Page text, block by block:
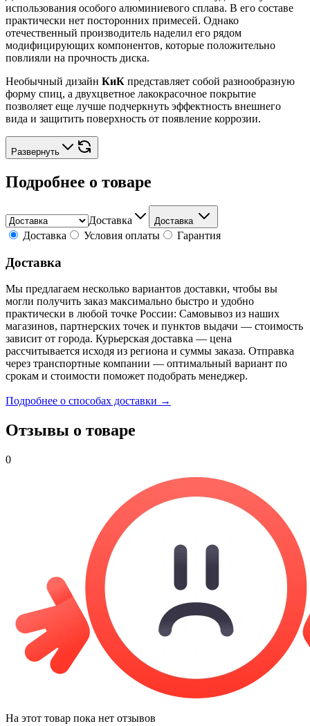
использования особого алюминиевого сплава. В его составе
практически нет посторонних примесей. Однако
отечественный производитель наделил его рядом
модифицирующих компонентов, которые положительно
повлияли на прочность диска.
Необычный дизайн КиК представляет собой разнообразную
форму спиц, а двухцветное лакокрасочное покрытие
позволяет еще лучше подчеркнуть эффектность внешнего
вида и защитить поверхность от появление коррозии.
Развернуть
Подробнее о товаре
Доставка Доставка
Доставка Условия оплаты Гарантия
Доставка
Мы предлагаем несколько вариантов доставки, чтобы вы
могли получить заказ максимально быстро и удобно
практически в любой точке России: Самовывоз из наших
магазинов, партнерских точек и пунктов выдачи — стоимость
зависит от города. Курьерская доставка — цена
рассчитывается исходя из региона и суммы заказа. Отправка
через транспортные компании — оптимальный вариант по
срокам и стоимости поможет подобрать менеджер.
Подробнее о способах доставки →
Отзывы о товаре
0
На этот товар пока нет отзывов